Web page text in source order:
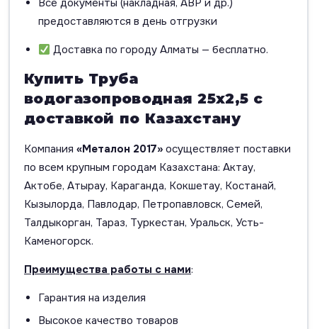
Все документы (накладная, АВР и др.)
предоставляются в день отгрузки
Доставка по городу Алматы — бесплатно.
Купить Труба
водогазопроводная 25х2,5 с
доставкой по Казахстану
Компания «Металон 2017» осуществляет поставки
по всем крупным городам Казахстана: Актау,
Актобе, Атырау, Караганда, Кокшетау, Костанай,
Кызылорда, Павлодар, Петропавловск, Семей,
Талдыкорган, Тараз, Туркестан, Уральск, Усть-
Каменогорск.
Преимущества работы с нами:
Гарантия на изделия
Высокое качество товаров